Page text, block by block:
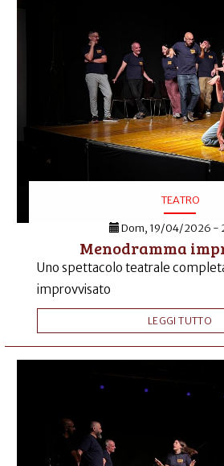
TEATRO
Dom, 19/04/2026 -
Menodramma
Uno spettacolo teatrale
improvvisato
LEGGI TUTTO